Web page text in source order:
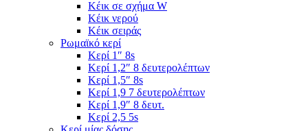
Κέικ σε σχήμα W
Κέικ νερού
Κέικ σειράς
Ρωμαϊκό κερί
Κερί 1″ 8s
Κερί 1,2″ 8 δευτερολέπτων
Κερί 1,5″ 8s
Κερί 1,9 7 δευτερολέπτων
Κερί 1,9″ 8 δευτ.
Κερί 2,5 5s